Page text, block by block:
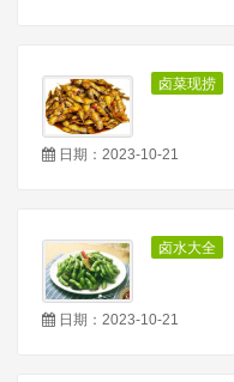
卤菜现捞
日期：2023-10-21
卤水大全
日期：2023-10-21